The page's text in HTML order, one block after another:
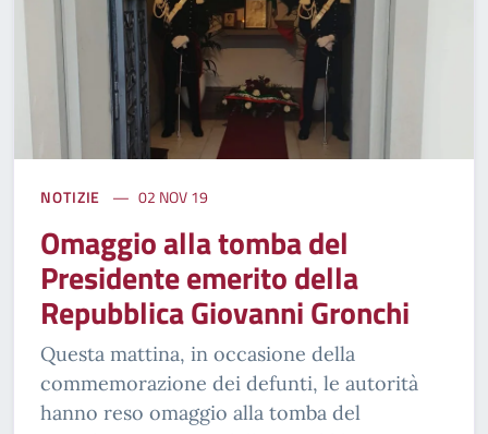
NOTIZIE 02 NOV 19
Omaggio alla tomba del
Presidente emerito della
Repubblica Giovanni Gronchi
Questa mattina, in occasione della
commemorazione dei defunti, le autorità
hanno reso omaggio alla tomba del